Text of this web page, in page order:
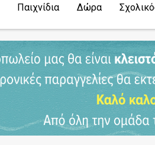
Παιχνίδια Δώρα